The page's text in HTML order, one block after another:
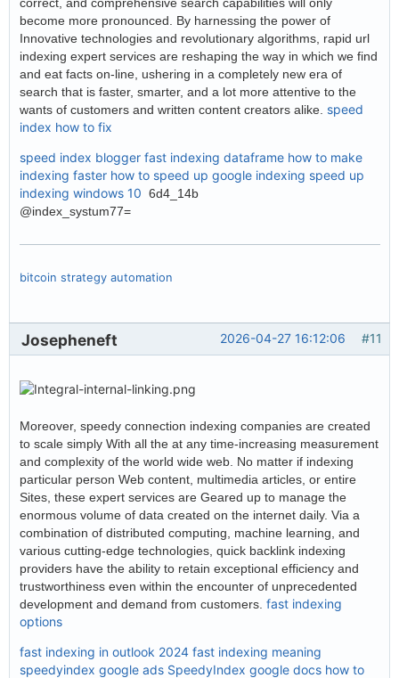
become more pronounced. By harnessing the power of
Innovative technologies and revolutionary algorithms, rapid url
indexing expert services are reshaping the way in which we find
and eat facts on-line, ushering in a completely new era of
search that is faster, smarter, and a lot more attentive to the
wants of customers and written content creators alike. speed
index how to fix
speed index blogger fast indexing dataframe how to make
indexing faster how to speed up google indexing speed up
indexing windows 10 6d4_14b
@index_systum77=
bitcoin strategy automation
#11
2026-04-27 16:12:06
Josepheneft
Moreover, speedy connection indexing companies are created
to scale simply With all the at any time-increasing measurement
and complexity of the world wide web. No matter if indexing
particular person Web content, multimedia articles, or entire
Sites, these expert services are Geared up to manage the
enormous volume of data created on the internet daily. Via a
combination of distributed computing, machine learning, and
various cutting-edge technologies, quick backlink indexing
providers have the ability to retain exceptional efficiency and
trustworthiness even within the encounter of unprecedented
development and demand from customers. fast indexing
options
fast indexing in outlook 2024 fast indexing meaning
speedyindex google ads SpeedyIndex google docs how to